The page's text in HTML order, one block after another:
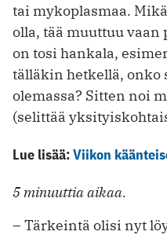
tai mykoplasmaa.
olla, tää muuttuu
on tosi hankala,
tälläkin hetkellä, onko
olemassa? Sitten noi
(selittää
Lue lisää:Viikon
5 minuuttia aikaa.
– Tärkeintä olisi nyt